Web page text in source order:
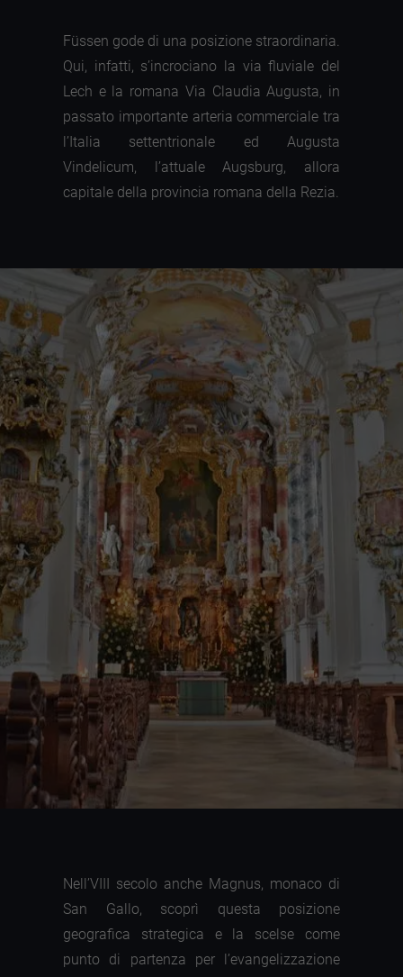
Füssen gode di una posizione straordinaria.
Qui, infatti, s’incrociano la via fluviale del
Lech e la romana Via Claudia Augusta, in
passato importante arteria commerciale tra
l’Italia settentrionale ed Augusta
Vindelicum, l’attuale Augsburg, allora
capitale della provincia romana della Rezia.
Nell’VIII secolo anche Magnus, monaco di
San Gallo, scoprì questa posizione
geografica strategica e la scelse come
punto di partenza per l’evangelizzazione